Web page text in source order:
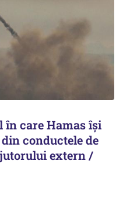
care Hamas își
conductele de
extern /